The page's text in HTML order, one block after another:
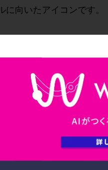
向いたアイコンです。